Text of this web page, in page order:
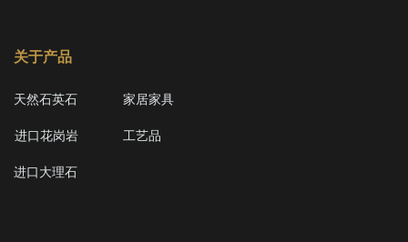
关于产品
天然石英石
进口花岗岩
进口大理石
家居家具
工艺品